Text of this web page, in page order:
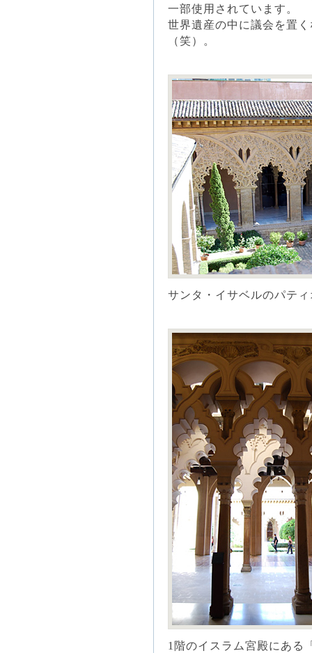
一部使用されています。
世界遺産の中に議会を置
（笑）。
サンタ・イサベルのパティ
1階のイスラム宮殿にある